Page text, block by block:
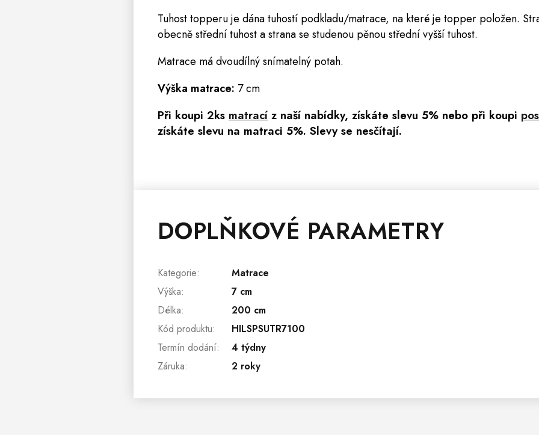
Tuhost topperu je dána tuhostí podkladu/matrace, na které je topper položen.
obecně střední tuhost a strana se studenou pěnou střední vyšší tuhost.
Matrace má dvoudílný snímatelný potah.
Výška matrace: 7 cm
Při koupi 2ks matracíz naší nabídky, získáte slevu 5% nebo při koupi
získáte slevu na matraci 5%. Slevy se nesčítají.
DOPLŇKOVÉ PARAMETRY
Kategorie:
Matrace
Výška:
7 cm
Délka:
200 cm
Kód produktu:
HILSPSUTR7100
Termín dodání:
4 týdny
Záruka: 2 roky